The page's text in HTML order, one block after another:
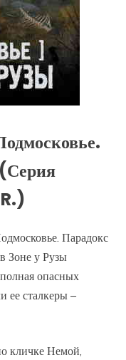
Парадокс
Зоне у Рузы
опасных
ее сталкеры –
кличке Немой,